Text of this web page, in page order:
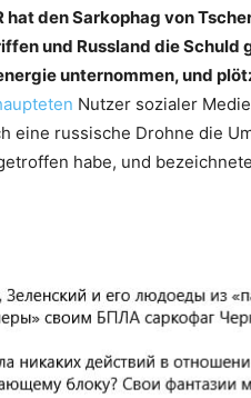
den Sarkophag von
und Russland die Schuld
unternommen, und
Nutzer sozialer
eine russische Drohne die
habe, und